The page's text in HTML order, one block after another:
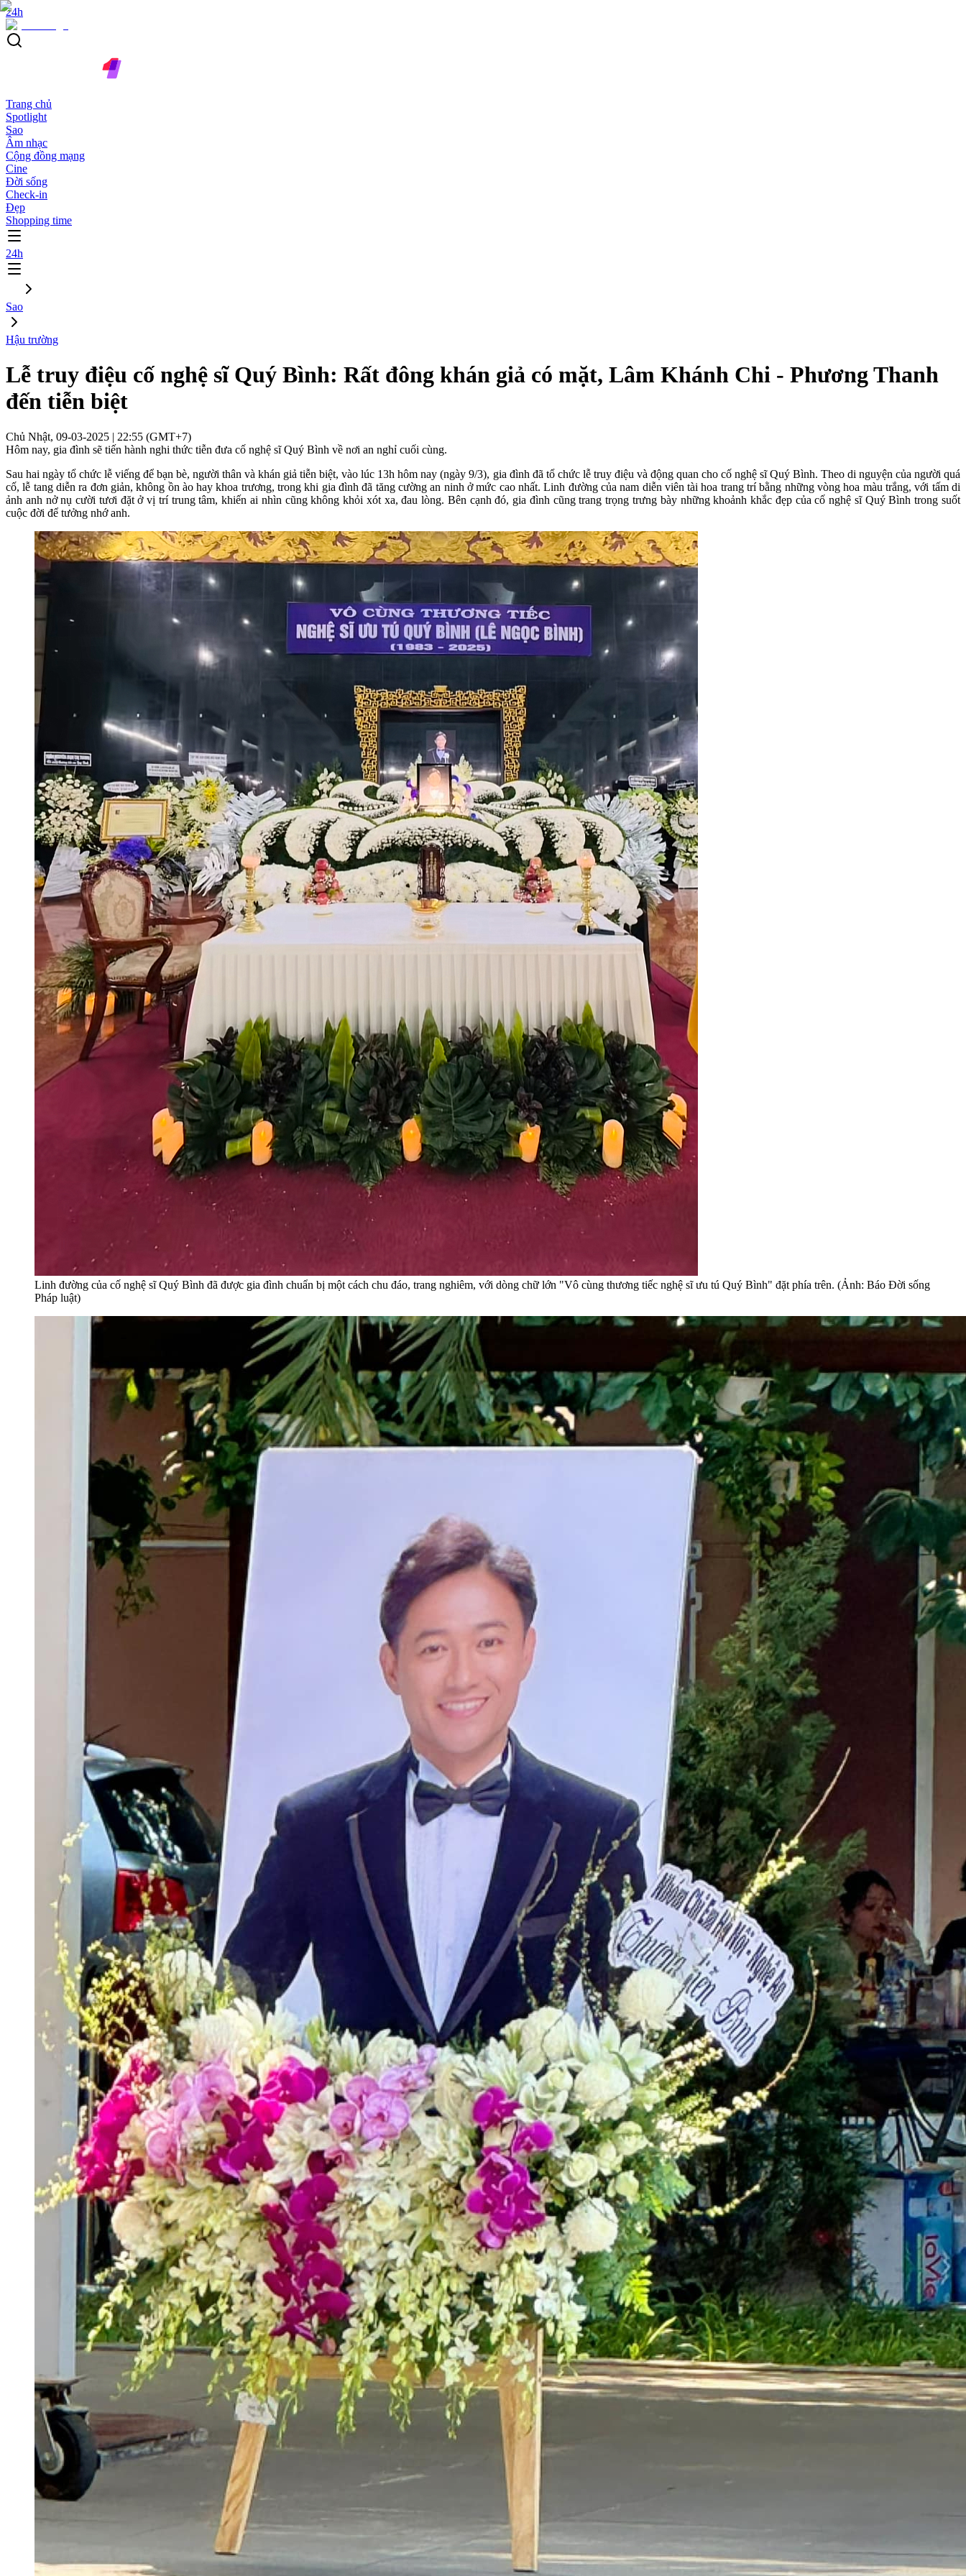
24h
Trang chủ
Spotlight
Sao
Âm nhạc
Cộng đồng mạng
Cine
Đời sống
Check-in
Đẹp
Shopping time
24h
Sao
Hậu trường
Lễ truy điệu cố nghệ sĩ Quý Bình: Rất đông khán giả có mặt, Lâm Khánh Chi - Phương Thanh
đến tiễn biệt
Chủ Nhật, 09-03-2025 | 22:55 (GMT+7)
Hôm nay, gia đình sẽ tiến hành nghi thức tiễn đưa cố nghệ sĩ Quý Bình về nơi an nghỉ cuối cùng.
Sau hai ngày tổ chức lễ viếng để bạn bè, người thân và khán giả tiễn biệt, vào lúc 13h hôm nay (ngày 9/3), gia đình đã tổ chức lễ truy điệu và động quan cho cố nghệ sĩ Quý Bình. Theo di nguyện của người quá
cố, lễ tang diễn ra đơn giản, không ồn ào hay khoa trương, trong khi gia đình đã tăng cường an ninh ở mức cao nhất. Linh đường của nam diễn viên tài hoa trang trí bằng những vòng hoa màu trắng, với tấm di
ảnh anh nở nụ cười tươi đặt ở vị trí trung tâm, khiến ai nhìn cũng không khỏi xót xa, đau lòng. Bên cạnh đó, gia đình cũng trang trọng trưng bày những khoảnh khắc đẹp của cố nghệ sĩ Quý Bình trong suốt
cuộc đời để tưởng nhớ anh.
Linh đường của cố nghệ sĩ Quý Bình đã được gia đình chuẩn bị một cách chu đáo, trang nghiêm, với dòng chữ lớn "Vô cùng thương tiếc nghệ sĩ ưu tú Quý Bình" đặt phía trên. (Ảnh: Báo Đời sống
Pháp luật)